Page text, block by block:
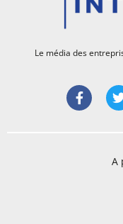
Le média des
A